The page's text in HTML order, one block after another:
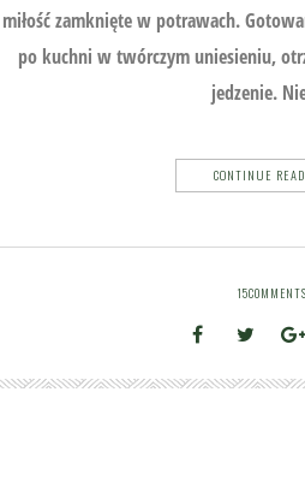
miłość zamknięte w potrawach.
po kuchni w twórczym uniesieniu,
jedzenie.
CONTINUE
15COMMENTS